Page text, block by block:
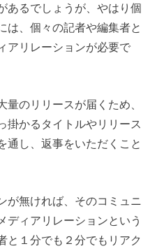
あるでしょうが、やはり個
は、個々の記者や編集者と
アリレーションが必要で
のリリースが届くため、
掛かるタイトルやリリース
通し、返事をいただくこと
が無ければ、そのコミュニ
ディアリレーションという
と１分でも２分でもリアク